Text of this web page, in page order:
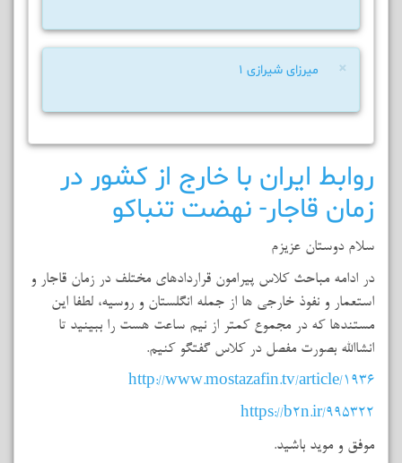
× میرزای شیرازی 1
روابط ایران با خارج از کشور در
زمان قاجار- نهضت تنباکو
سلام دوستان عزیزم
در ادامه مباحث کلاس پیرامون قراردادهای مختلف در زمان قاجار و
استعمار و نفوذ خارجی ها از جمله انگلستان و روسیه، لطفا این
مستندها که در مجموع کمتر از نیم ساعت هست را ببینید تا
انشاالله بصورت مفصل در کلاس گفتگو کنیم.
http://www.mostazafin.tv/article/1936
https://b2n.ir/995322
موفق و موید باشید.